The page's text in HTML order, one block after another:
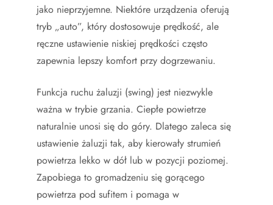
jako nieprzyjemne. Niektóre urządzenia oferują
tryb „auto”, który dostosowuje prędkość, ale
ręczne ustawienie niskiej prędkości często
zapewnia lepszy komfort przy dogrzewaniu.
Funkcja ruchu żaluzji (swing) jest niezwykle
ważna w trybie grzania. Ciepłe powietrze
naturalnie unosi się do góry. Dlatego zaleca się
ustawienie żaluzji tak, aby kierowały strumień
powietrza lekko w dół lub w pozycji poziomej.
Zapobiega to gromadzeniu się gorącego
powietrza pod sufitem i pomaga w